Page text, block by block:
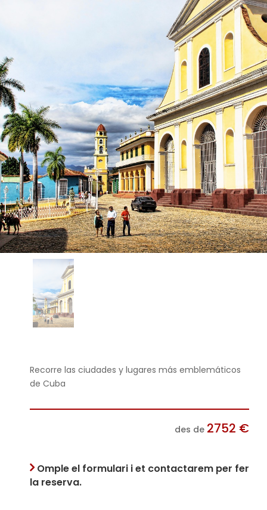
Recorre las ciudades y lugares más emblemáticos
de Cuba
des de 2752 €
Omple el formulari i et contactarem per fer
la reserva.